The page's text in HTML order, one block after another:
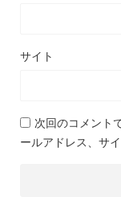
サイト
次回のコメント
ールアドレス、サ